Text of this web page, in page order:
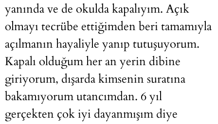
yanında ve de okulda kapalıyım. Açık
olmayı tecrübe ettiğimden beri tamamıyla
açılmanın hayaliyle yanıp tutuşuyorum.
Kapalı olduğum her an yerin dibine
giriyorum, dışarda kimsenin suratına
bakamıyorum utancımdan. 6 yıl
gerçekten çok iyi dayanmışım diye